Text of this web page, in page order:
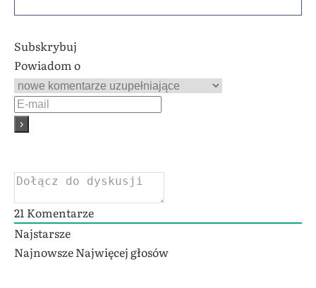
Subskrybuj
Powiadom o
21 Komentarze
Najstarsze
NajnowszeNajwięcej głosów